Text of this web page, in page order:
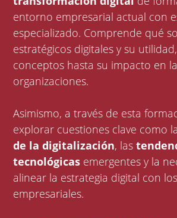
entorno empresarial actual con
especializado. Comprende qué
estratégicos digitales y su
conceptos hasta su impacto en
organizaciones.
Asimismo, a través de esta
explorar cuestiones clave como la
de la digitalización, las
tecnológicas emergentes y la
alinear la estrategia digital con
empresariales.